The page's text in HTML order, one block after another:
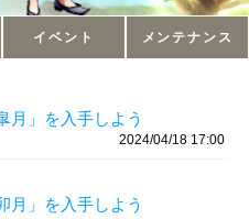
イベント メンテナンス
月」を入手しよう
2024/04/18 17:00
月」を入手しよう